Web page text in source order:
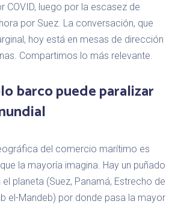
COVID, luego por la escasez de
por Suez. La conversación, que
hoy está en mesas de dirección
Compartimos lo más relevante.
barco puede paralizar
del comercio marítimo es
la mayoría imagina. Hay un puñado
planeta (Suez, Panamá, Estrecho de
el-Mandeb) por donde pasa la mayor